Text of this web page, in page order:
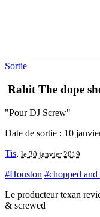
Sortie
Rabit The dope
"Pour DJ Screw"
Date de sortie : 10
Tis, le 30 janvier 2019
#Houston #chopped and
Le producteur texan
& screwed